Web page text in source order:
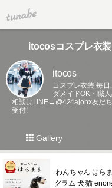
tuna.be
itocosコスプレ衣
itocos
コスプレ衣装 毎
ダメイドOK・職人
相談はLINE→@424ajohx友だ
受付!
Gallery
わんちゃん はら
グラム 犬 猫